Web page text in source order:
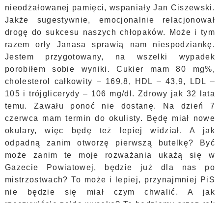
nieodżałowanej pamięci, wspaniały Jan Ciszewski.
Jakże sugestywnie, emocjonalnie relacjonował
drogę do sukcesu naszych chłopaków. Może i tym
razem orły Janasa sprawią nam niespodziankę.
Jestem przygotowany, na wszelki wypadek
porobiłem sobie wyniki. Cukier mam 80 mg%,
cholesterol całkowity – 169,8, HDL – 43,9, LDL –
105 i trójglicerydy – 106 mg/dl. Zdrowy jak 32 lata
temu. Zawału ponoć nie dostanę. Na dzień 7
czerwca mam termin do okulisty. Będę miał nowe
okulary, więc będę też lepiej widział. A jak
odpadną zanim otworzę pierwszą butelkę? Być
może zanim te moje rozważania ukażą się w
Gazecie Powiatowej, będzie już dla nas po
mistrzostwach? To może i lepiej, przynajmniej PiS
nie będzie się miał czym chwalić. A jak